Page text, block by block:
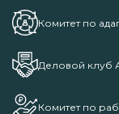
Комитет по
Деловой клуб
Комитет по